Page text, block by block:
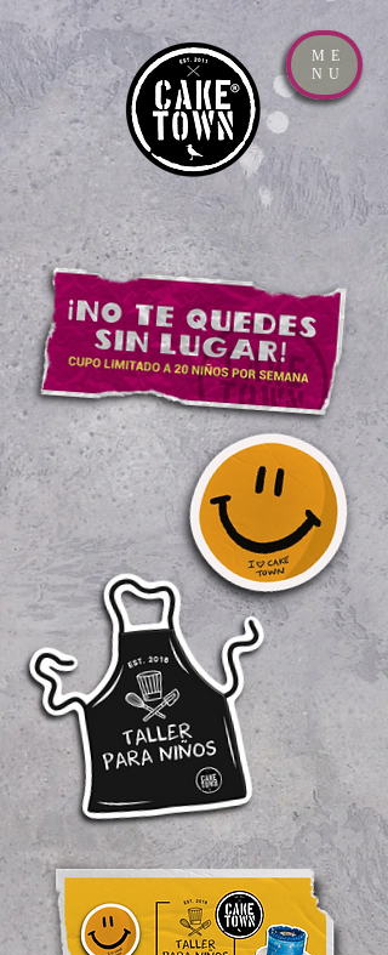
ME
NU